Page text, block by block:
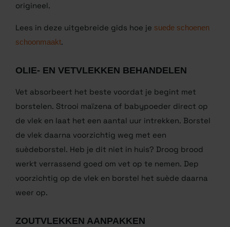
schoenspanners erin. Het suède kleurt tijdelijk
opgedroogd, trekt de kleur weer bij naar het
origineel.
Lees in deze uitgebreide gids hoe jesuede
OLIE- EN VETVLEKKEN BEHANDELEN
Vet absorbeert het beste voordat je begint met
borstelen. Strooi maïzena of babypoeder direct op
de vlek en laat het een aantal uur intrekken. Borstel
de vlek daarna voorzichtig weg met een
suèdeborstel. Heb je dit niet in huis? Droog brood
voorzichtig op de vlek en borstel het suède daarna